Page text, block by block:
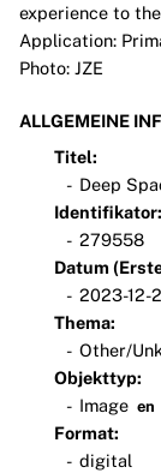
experience to
Application:
Photo: JZE
ALLGEMEINE
Titel:
Deep
Identifikator:
279558
Datum
2023-12-
Thema:
Other/
Objekttyp:
Image en
Format:
digital